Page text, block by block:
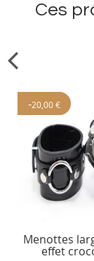
Ces
-20,00 €
Menottes
effet